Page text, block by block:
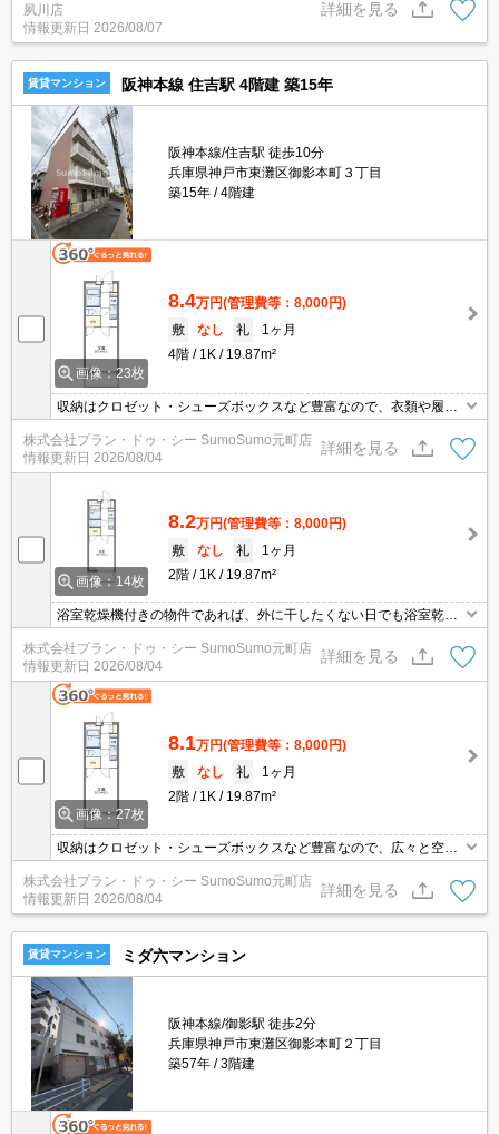
問題ありません♪弊社ではネットに掲載されている物件も全てご紹介
可能になりますので気になる物件は全て申し付けください★
夙川店
情報更新日 2026/08/07
詳細を見る
賃貸マンション 阪神本線 住吉駅 4階建 築15年
阪神本線/住吉駅 徒歩10分
兵庫県神戸市東灘区御影本町３丁目
築15年
4階建
画像：23枚
8.4万円(管理費等：8,000円)
敷
なし 礼
1ヶ月
4階
1K 19.87m²
収納はクロゼット・シューズボックスなど豊富なので、衣類や履き
物の整理がしやすく便利です。浴室のカビの増殖を抑えるために
は、この物件に備わっている浴室乾燥機が役に立ちます。セキュリ
ティ面は、TVインターホン・オートロックなどを備え付けているの
で安心して暮らせます。エアコン付きなので、室内の温度調整が簡
単です。
株式会社プラン・ドゥ・シー SumoSumo元町店
情報更新日 2026/08/04
詳細を見る
画像：14枚
8.2万円(管理費等：8,000円)
敷
なし 礼
1ヶ月
2階
1K 19.87m²
浴室乾燥機付きの物件であれば、外に干したくない日でも浴室乾燥
機を利用すれば効率よくカラッと乾きます。収納はシューズボック
ス・クロゼットなど豊富なので、広々と空間を利用することも可能
です。直接会わずにインターホン越しに来訪者を確認できるので、
トラブルの事前回避にも繋がります。
株式会社プラン・ドゥ・シー SumoSumo元町店
情報更新日 2026/08/04
詳細を見る
画像：27枚
8.1万円(管理費等：8,000円)
敷
なし 礼
1ヶ月
2階
1K 19.87m²
収納はクロゼット・シューズボックスなど豊富なので、広々と空間
オートロックなど充実しているので、防犯対策もばっちりです。浴
室は湿気が多くカビが増殖しやすいですが、この物件では浴室乾燥
機でしっかり乾燥させることでカビの増殖を抑えられます。
株式会社プラン・ドゥ・シー SumoSumo元町店
情報更新日 2026/08/04
詳細を見る
賃貸マンション ミダ六マンション
阪神本線/御影駅 徒歩2分
兵庫県神戸市東灘区御影本町２丁目
築57年
3階建